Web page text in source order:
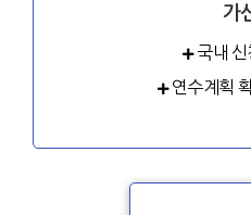
가
국내 신
연수계획